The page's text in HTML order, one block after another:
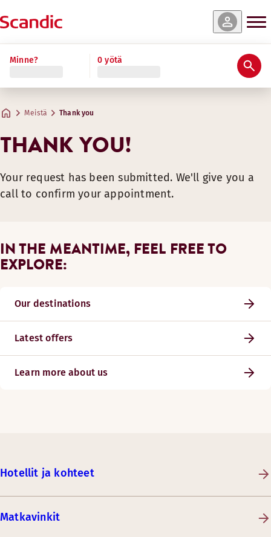
Minne? 0 yötä
Meistä Thank you
THANK YOU!
Your request has been submitted. We'll give you a
call to confirm your appointment.
IN THE MEANTIME, FEEL FREE TO
EXPLORE:
Our destinations
Latest offers
Learn more about us
Hotellit ja kohteet
Matkavinkit